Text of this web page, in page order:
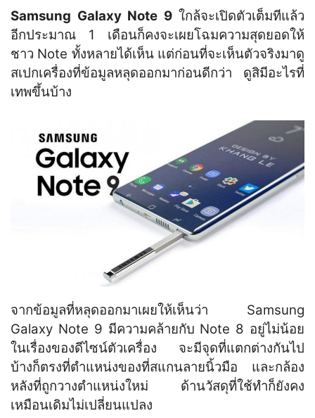
Samsung Galaxy Note 9ใกล้จะเปิดตัวเต็มทีแล้ว
อีกประมาณ 1 เดือนก็คงจะเผยโฉมความสุดยอดให้
ชาว Note ทั้งหลายได้เห็น แต่ก่อนที่จะเห็นตัวจริงมาดู
สเปกเครื่องที่ข้อมูลหลุดออกมาก่อนดีกว่า ดูสิมีอะไรที่
เทพขึ้นบ้าง
จากข้อมูลที่หลุดออกมาเผยให้เห็นว่า Samsung
Galaxy Note 9 มีความคล้ายกับ Note 8 อยู่ไม่น้อย
ในเรื่องของดีไซน์ตัวเครื่อง จะมีจุดที่แตกต่างกันไป
บ้างก็ตรงที่ตำแหน่งของที่สแกนลายนิ้วมือ และกล้อง
หลังที่ถูกวางตำแหน่งใหม่ ด้านวัสดุที่ใช้ทำก็ยังคง
เหมือนเดิมไม่เปลี่ยนแปลง